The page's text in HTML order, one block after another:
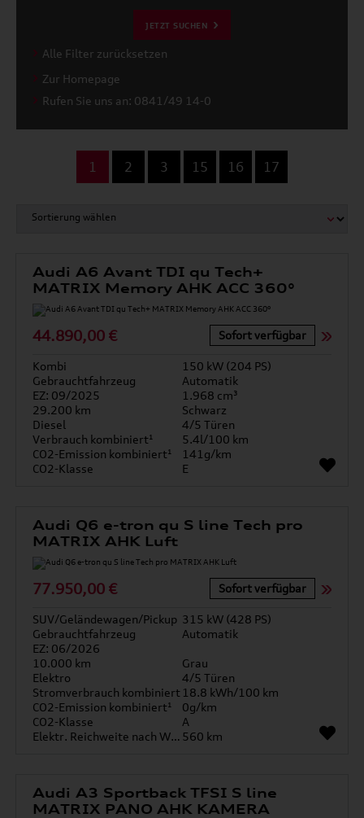
JETZT SUCHEN
Alle Filter zurücksetzen
Zur Homepage
Rufen Sie uns an: 0841/49 14-0
1 2 3 15 16 17
Audi A6 Avant TDI qu Tech+
MATRIX Memory AHK ACC 360°
44.890,00 € Sofort verfügbar
Kombi
150 kW (204 PS)
Gebrauchtfahrzeug
Automatik
EZ: 09/2025
1.968 cm³
29.200 km
Schwarz
Diesel
4/5 Türen
Verbrauch kombiniert¹
5.4l/100 km
CO2-Emission kombiniert¹
141g/km
CO2-Klasse
E
Audi Q6 e-tron qu S line Tech pro
MATRIX AHK Luft
77.950,00 € Sofort verfügbar
SUV/Geländewagen/Pickup 315 kW (428 PS)
Gebrauchtfahrzeug
Automatik
EZ: 06/2026
10.000 km
Grau
Elektro
4/5 Türen
Stromverbrauch kombiniert 18.8 kWh/100 km
CO2-Emission kombiniert¹
0g/km
CO2-Klasse
A
Elektr. Reichweite nach WLTP* 560 km
Audi A3 Sportback TFSI S line
MATRIX PANO AHK KAMERA